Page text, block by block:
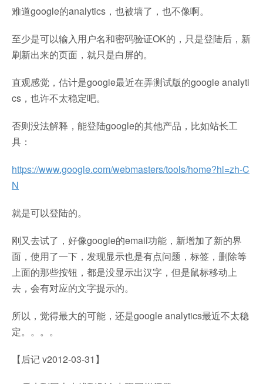
难道google的analytics，也被墙了，也不像啊。
至少是可以输入用户名和密码验证OK的，只是登陆后，新
刷新出来的页面，就只是白屏的。
直观感觉，估计是google最近在弄测试版的google analyti
cs，也许不太稳定吧。
否则没法解释，能登陆google的其他产品，比如站长工
具：
https://www.google.com/webmasters/tools/home?hl=zh-C
N
就是可以登陆的。
刚又去试了，好像google的email功能，新增加了新的界
面，使用了一下，发现显示也是有点问题，标签，删除等
上面的那些按钮，都是没显示出汉字，但是鼠标移动上
去，会有对应的文字提示的。
所以，觉得最大的可能，还是google analytics最近不太稳
定。。。。
【后记 v2012-03-31】